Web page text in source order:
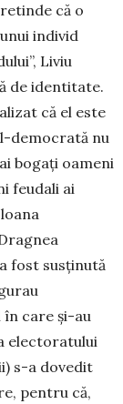
că o
individ
Liviu
de identitate.
că el este
democrată nu
bogați oameni
feudali ai
fost susținută
care și-au
electoratului
s-a dovedit
pentru că,